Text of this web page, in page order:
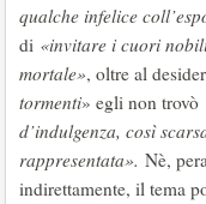
qualche infelice
di «invitare i cuori
mortale», oltre al
tormenti» egli non trovò
d’indulgenza, così
rappresentata». Nè,
indirettamente, il tema